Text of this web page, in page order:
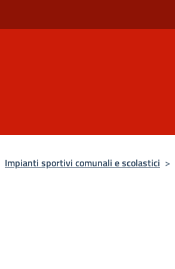
Impianti sportivi comunali e scolastici >